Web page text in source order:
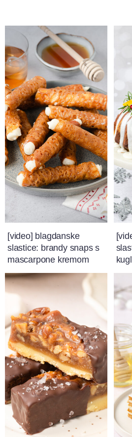
[video] blagdanske
slastice: brandy snaps s
mascarpone kremom